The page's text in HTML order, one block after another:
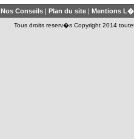
Nos Conseils| Plan du site| Mentions
Tous droits reserv�s Copyright 2014